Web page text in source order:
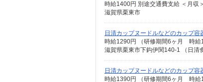
時給1400円 別途交通費支給 ＜月
滋賀県栗東市
日清カップヌードルなどのカップ容
時給1290円 （研修期間6ヶ月 時給
滋賀県栗東市下鈎伊関140-1 （日
日清カップヌードルなどのカップ容